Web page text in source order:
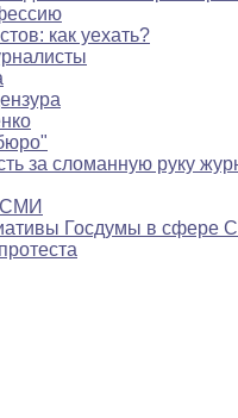
как уехать?
за сломанную руку
СМИ
Госдумы в сфере